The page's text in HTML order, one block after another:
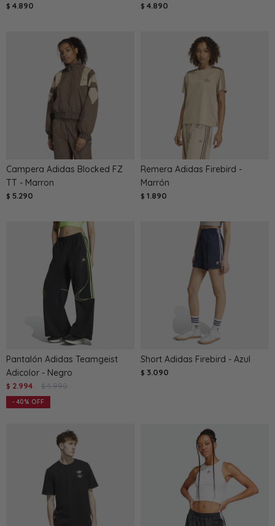
$ 4.890 $ 4.890
Campera Adidas Blocked FZ
TT - Marron
$ 5.290
Remera Adidas Firebird -
Marrón
$ 1.890
Pantalón Adidas Teamgeist
Adicolor - Negro
$ 2.994 $ 4.990
40
Short Adidas Firebird - Azul
$ 3.090